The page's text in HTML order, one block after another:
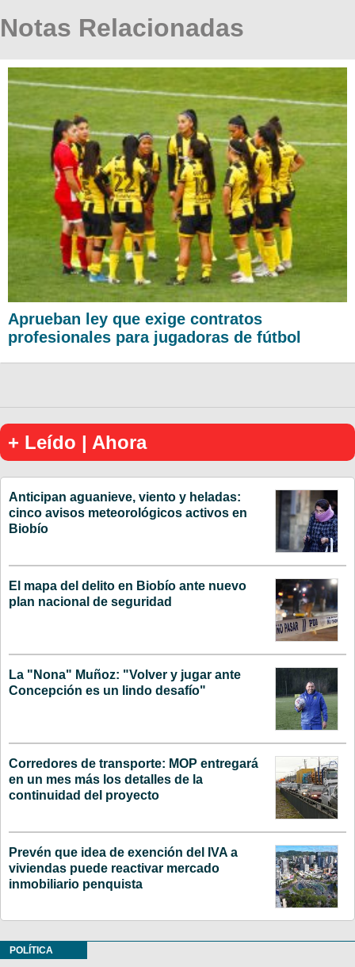
Notas Relacionadas
Aprueban ley que exige contratos
profesionales para jugadoras de fútbol
+ Leído | Ahora
Anticipan aguanieve, viento y heladas:
cinco avisos meteorológicos activos en
Biobío
El mapa del delito en Biobío ante nuevo
plan nacional de seguridad
La "Nona" Muñoz: "Volver y jugar ante
Concepción es un lindo desafío"
Corredores de transporte: MOP entregará
en un mes más los detalles de la
continuidad del proyecto
Prevén que idea de exención del IVA a
viviendas puede reactivar mercado
inmobiliario penquista
POLÍTICA